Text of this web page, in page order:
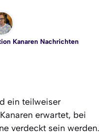
Kanaren Nachrichten
ein teilweiser
erwartet, bei
verdeckt sein werden.